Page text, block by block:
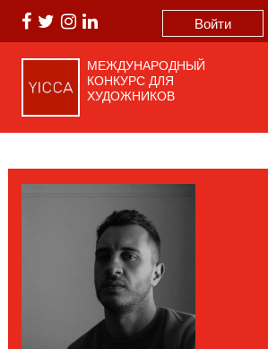
Войти
МЕЖДУНАРОДНЫЙ
КОНКУРС ДЛЯ
ХУДОЖНИКОВ